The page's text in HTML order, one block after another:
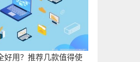
好用？推荐几款值得使